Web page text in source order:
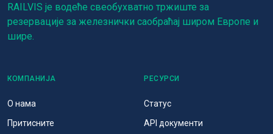
RAILVIS је водеће свеобухватно тржиште за
резервације за железнички саобраћај широм Европе и
шире.
КОМПАНИЈА
О нама
Притисните
РЕСУРСИ
Статус
API документи